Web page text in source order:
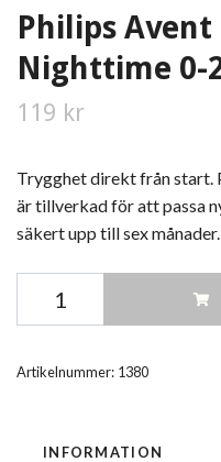
Philips
Nighttime 0-
119 kr
Trygghet direkt från start.
är tillverkad för att passa
säkert upp till sex
Artikelnummer: 1380
INFORMATION